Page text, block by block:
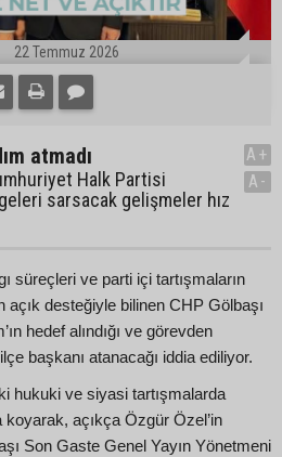
22 Temmuz 2026
atmadı
Halk Partisi
sarsacak gelişmeler hız
A+
A-
süreçleri ve parti içi tartışmaların
açık desteğiyle bilinen CHP Gölbaşı
hedef alındığı ve görevden
başkanı atanacağı iddia ediliyor.
hukuki ve siyasi tartışmalarda
koyarak, açıkça Özgür Özel’in
Son Gaste Genel Yayın Yönetmeni